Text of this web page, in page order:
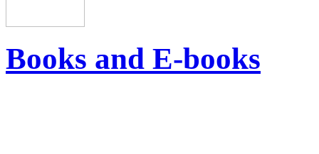
Books and E-books